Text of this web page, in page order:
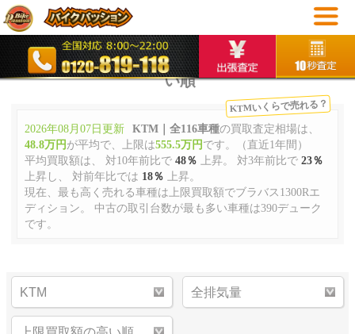
バイク買取査定 買取相場
KTM買取査定｜全116車種｜ 上限買取額の高
い順
KTMいくらで売れる？
2026年08月07日更新 KTM｜全116車種の買取査定相場は、
48.8万円 が平均で、上限は555.5万円 です。（直近1年間）
平均買取額は、 対10年前比で 48％ 上昇。 対3年前比で 23％
上昇し、 対前年比では 18％ 上昇。
現在、最も高く売れる車種は上限買取額でブラバス1300Rエ
ディション。 中古の取引台数が最も多い車種は390デューク
です。